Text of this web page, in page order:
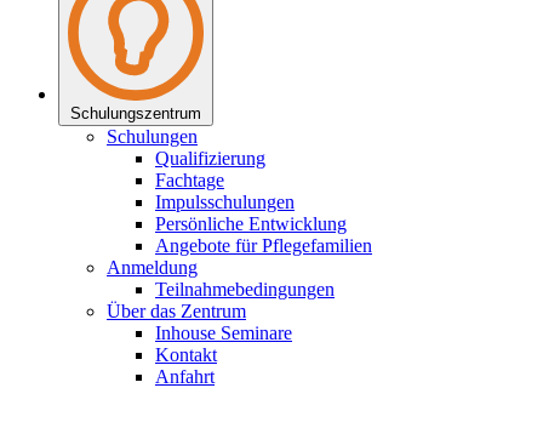
Schulungs­zentrum
Schulungen
Qualifizierung
Fachtage
Impulsschulungen
Persönliche Entwicklung
Angebote für Pflegefamilien
Anmeldung
Teilnahmebedingungen
Über das Zentrum
Inhouse Seminare
Kontakt
Anfahrt